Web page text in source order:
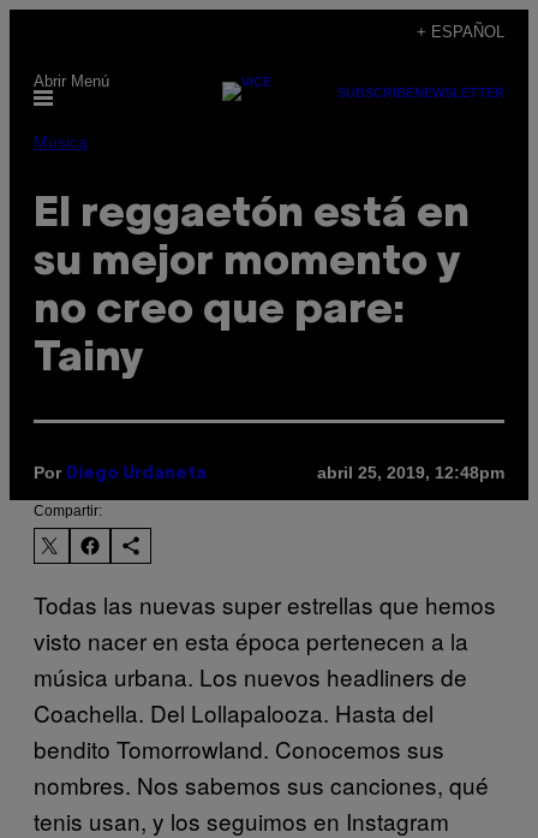
contenido
+ ESPAÑOL
Abrir Menú
SUBSCRIBENEWSLETTER
Música
El reggaetón está en
su mejor momento y
no creo que pare:
Tainy
Por Diego Urdaneta abril 25, 2019, 12:48pm
Compartir:
Todas las nuevas super estrellas que hemos
visto nacer en esta época pertenecen a la
música urbana. Los nuevos headliners de
Coachella. Del Lollapalooza. Hasta del
bendito Tomorrowland. Conocemos sus
nombres. Nos sabemos sus canciones, qué
tenis usan, y los seguimos en Instagram